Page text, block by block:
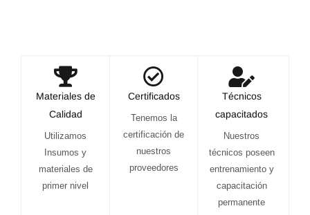
Materiales de
Calidad
Utilizamos
Insumos y
materiales de
primer nivel
Certificados
Tenemos la
certificación de
nuestros
proveedores
Técnicos
capacitados
Nuestros
técnicos poseen
entrenamiento y
capacitación
permanente